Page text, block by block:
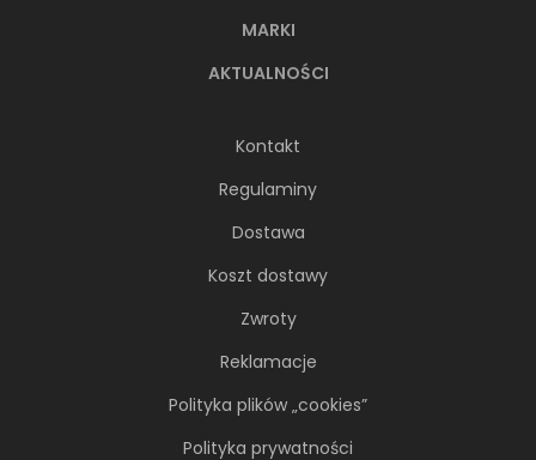
MARKI
AKTUALNOŚCI
Kontakt
Regulaminy
Dostawa
Koszt dostawy
Zwroty
Reklamacje
Polityka plików „cookies”
Polityka prywatności